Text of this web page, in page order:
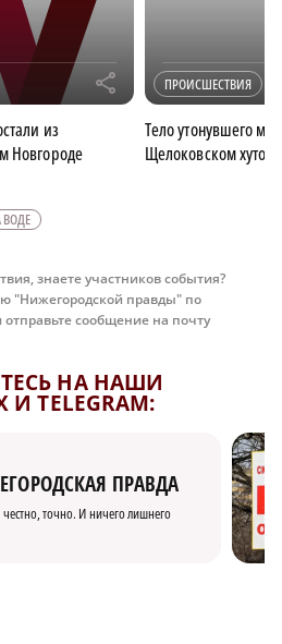
r
из
Новгороде
ПРОИСШЕСТВИЯ
Тело утонувшего
Щелоковском хуторе
ВОДЕ
знаете участников события?
"Нижегородской правды" по
отправьте сообщение на почту
НА НАШИ
TELEGRAM:
ПРАВДА
точно. И ничего лишнего